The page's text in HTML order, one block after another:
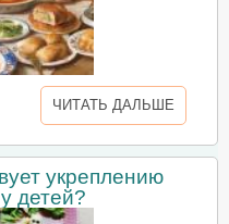
ЧИТАТЬ ДАЛЬШЕ
укреплению
детей?